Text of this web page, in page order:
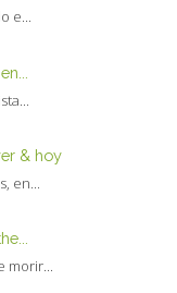
e...
& hoy
en...
morir...